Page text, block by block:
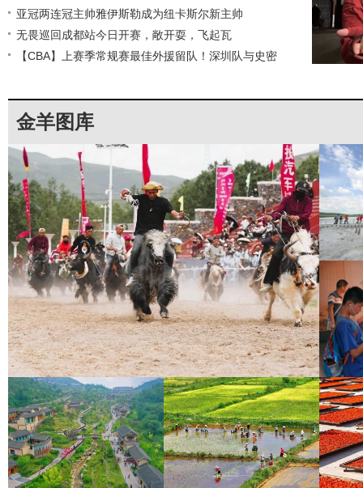
亚冠两连冠主帅雅伊斯勒成为纽卡斯尔新主帅
无畏巡回成都站今日开赛，敞开耍，飞起瓦
【CBA】上赛季常规赛最佳外援留队！深圳队与史密
金羊图库